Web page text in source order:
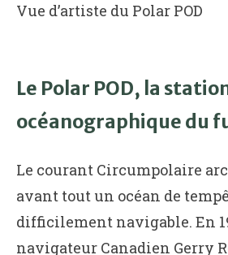
Vue d’artiste du Polar POD
Le Polar POD, la
océanographique du
Le courant Circumpolaire
avant tout un océan de
difficilement navigable. En
navigateur Canadien Gerry